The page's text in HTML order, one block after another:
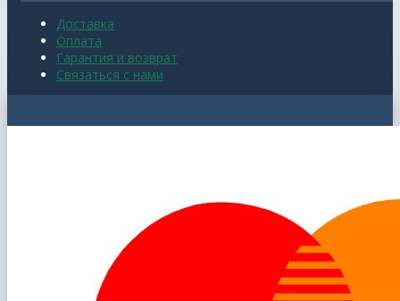
Доставка
Оплата
Гарантия и возврат
Связаться с нами